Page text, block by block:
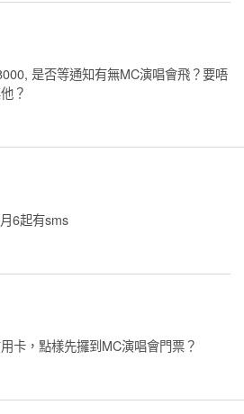
是否等通知有無MC演唱會飛？要唔
？
6起有sms
卡，點樣先攞到MC演唱會門票？